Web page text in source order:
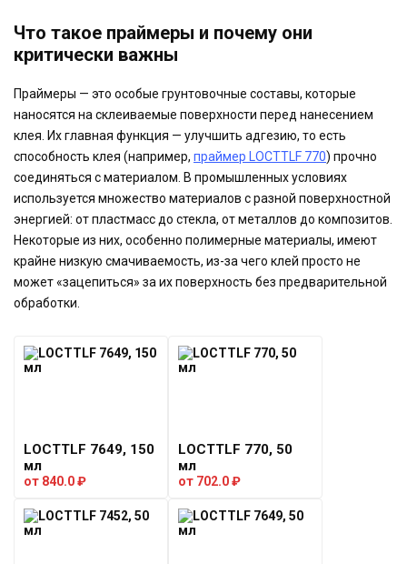
Что такое праймеры и почему они
критически важны
Праймеры — это особые грунтовочные составы, которые
наносятся на склеиваемые поверхности перед нанесением
клея. Их главная функция — улучшить адгезию, то есть
способность клея (например, праймер LOCTTLF 770) прочно
соединяться с материалом. В промышленных условиях
используется множество материалов с разной поверхностной
энергией: от пластмасс до стекла, от металлов до композитов.
Некоторые из них, особенно полимерные материалы, имеют
крайне низкую смачиваемость, из-за чего клей просто не
может «зацепиться» за их поверхность без предварительной
обработки.
LOCTTLF 7649, 150
мл
от 840.0₽
LOCTTLF 770, 50
мл
от 702.0₽